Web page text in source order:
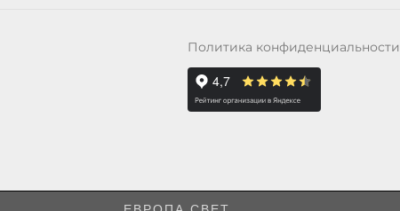
Политика конфиденциальности